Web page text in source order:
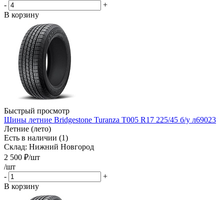
-
+
В корзину
Быстрый просмотр
Шины летние Bridgestone Turanza T005 R17 225/45 б/у л69023
Летние (лето)
Есть в наличии (1)
Склад: Нижний Новгород
2 500 ₽/шт
/шт
-
+
В корзину